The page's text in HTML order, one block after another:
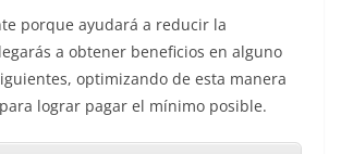
porque ayudará a reducir la
a obtener beneficios en alguno
optimizando de esta manera
lograr pagar el mínimo posible.